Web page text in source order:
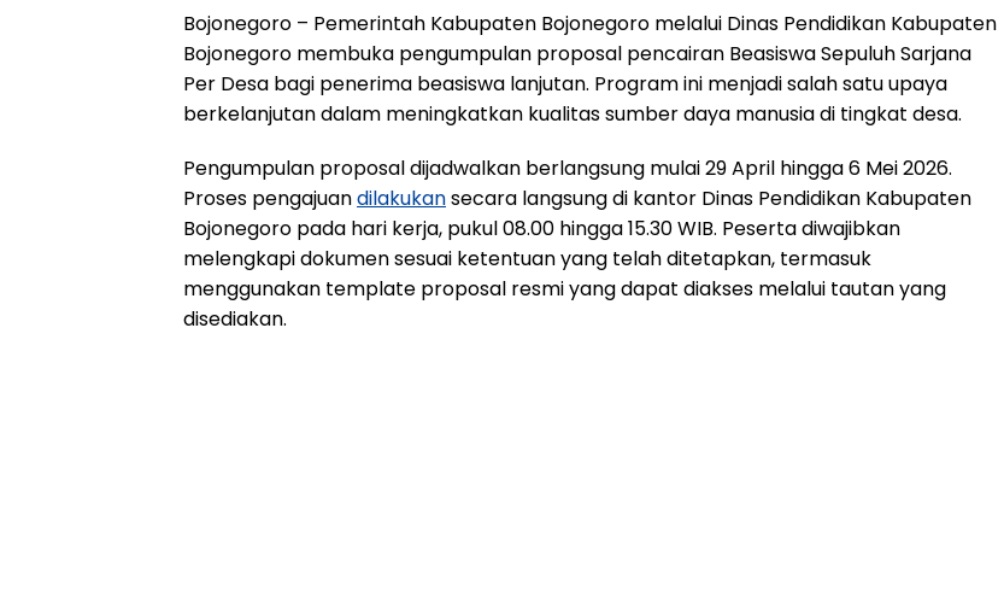
Bojonegoro – Pemerintah Kabupaten Bojonegoro melalui Dinas Pendidikan Kabupaten
Bojonegoro membuka pengumpulan proposal pencairan Beasiswa Sepuluh Sarjana
Per Desa bagi penerima beasiswa lanjutan. Program ini menjadi salah satu upaya
berkelanjutan dalam meningkatkan kualitas sumber daya manusia di tingkat desa.
Pengumpulan proposal dijadwalkan berlangsung mulai 29 April hingga 6 Mei 2026.
Proses pengajuandilakukansecara langsung di kantor Dinas Pendidikan Kabupaten
Bojonegoro pada hari kerja, pukul 08.00 hingga 15.30 WIB. Peserta diwajibkan
melengkapi dokumen sesuai ketentuan yang telah ditetapkan, termasuk
menggunakan template proposal resmi yang dapat diakses melalui tautan yang
disediakan.